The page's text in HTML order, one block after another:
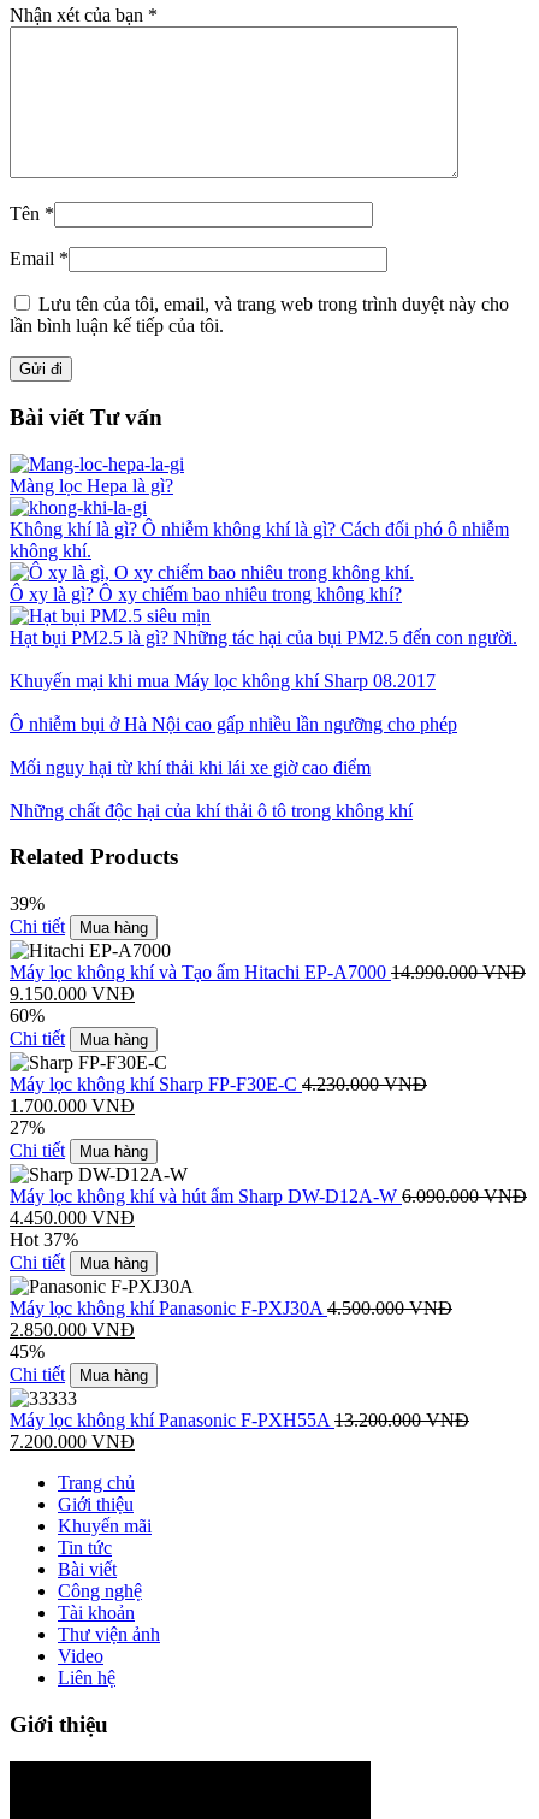
Nhận xét của bạn *
Tên *
Email *
Lưu tên của tôi, email, và trang web trong trình duyệt này cho
lần bình luận kế tiếp của tôi.
Bài viết Tư vấn
Màng lọc Hepa là gì?
Không khí là gì? Ô nhiễm không khí là gì? Cách đối phó ô nhiễm
không khí.
Ô xy là gì? Ô xy chiếm bao nhiêu trong không khí?
Hạt bụi PM2.5 là gì? Những tác hại của bụi PM2.5 đến con người.
Khuyến mại khi mua Máy lọc không khí Sharp 08.2017
Ô nhiễm bụi ở Hà Nội cao gấp nhiều lần ngưỡng cho phép
Mối nguy hại từ khí thải khi lái xe giờ cao điểm
Những chất độc hại của khí thải ô tô trong không khí
Related Products
39%
Chi tiết
Mua hàng
Máy lọc không khí và Tạo ẩm Hitachi EP-A7000 14.990.000VNĐ
9.150.000 VNĐ
60%
Chi tiết
Mua hàng
Máy lọc không khí Sharp FP-F30E-C 4.230.000VNĐ
1.700.000 VNĐ
27%
Chi tiết
Mua hàng
Máy lọc không khí và hút ẩm Sharp DW-D12A-W 6.090.000VNĐ
4.450.000 VNĐ
Hot 37%
Chi tiết
Mua hàng
Máy lọc không khí Panasonic F-PXJ30A 4.500.000VNĐ
2.850.000 VNĐ
45%
Chi tiết
Mua hàng
Máy lọc không khí Panasonic F-PXH55A 13.200.000VNĐ
7.200.000 VNĐ
Trang chủ
Giới thiệu
Khuyến mãi
Tin tức
Bài viết
Công nghệ
Tài khoản
Thư viện ảnh
Video
Liên hệ
Giới thiệu